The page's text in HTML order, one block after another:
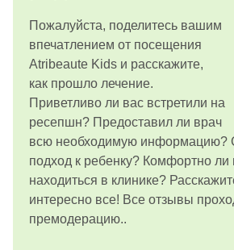
Пожалуйста, поделитесь вашим
впечатлением от посещения
Atribeaute Kids и расскажите,
как прошло лечение.
Приветливо ли вас встретили на
ресепшн? Предоставил ли врач
всю необходимую информацию?
подход к ребенку? Комфортно
находиться в клинике?
интересно все! Все отзывы
премодерацию..